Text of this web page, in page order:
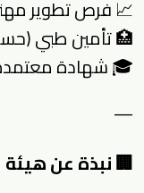
📈 فرص تطوير
🏥 تأمين طبي
🎓 شهادة معتمدة
—
🏢 نبذة عن هيئة